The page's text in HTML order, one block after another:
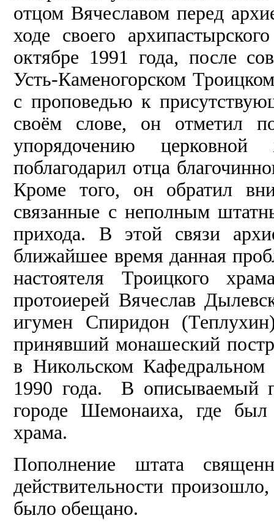
отцом Вячеславом перед
ходе своего
октябре 1991 года, после
Усть-Каменогорском
с проповедью к
своём слове, он отметил
упорядочению
поблагодарил отца
Кроме того, он обратил
связанные с неполным
прихода. В этой связи
ближайшее время данная
настоятеля Троицкого
протоиерей Вячеслав
игумен Спиридон
принявший монашеский
в Никольском
1990 года. В описываемый
городе Шемонаиха, где был
храма.
Пополнение штата
действительности
было обещано.